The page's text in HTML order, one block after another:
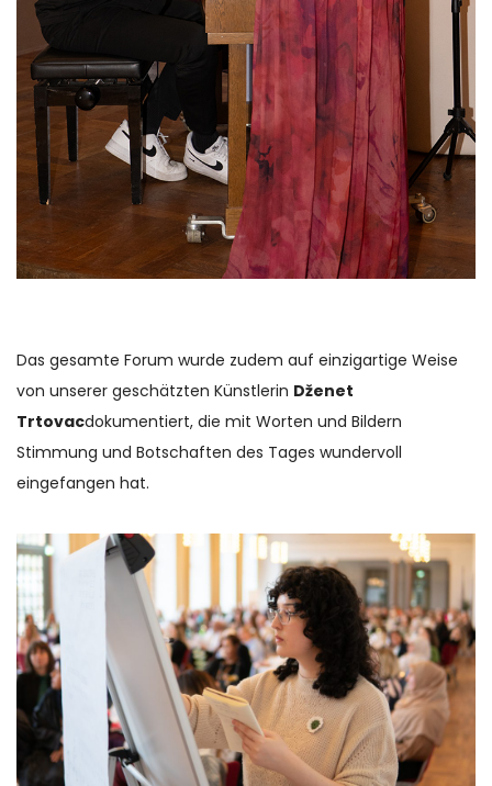
Das gesamte Forum wurde zudem auf einzigartige Weise
von unserer geschätzten Künstlerin Dženet
Trtovacdokumentiert, die mit Worten und Bildern
Stimmung und Botschaften des Tages wundervoll
eingefangen hat.